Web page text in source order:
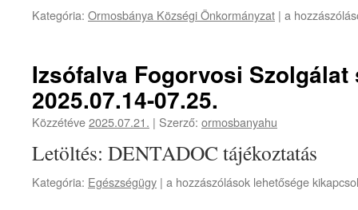
Kategória: Ormosbánya Községi Önkormányzat | Az
Iroda
bejegyzéshez
a
Izsófalva Fogorvosi Szolgálat
2025.07.14-07.25.
Közzétéve2025.07.21. | Szerző: ormosbanyahu
Letöltés: DENTADOC tájékoztatás
Kategória: Egészségügy | Izsófalva
a hozzászólások lehetősége